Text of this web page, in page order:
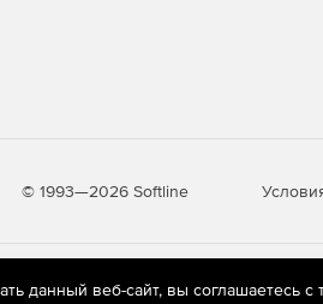
© 1993—2026 Softline
рекомендательные
данный веб-сайт, вы соглашаетесь